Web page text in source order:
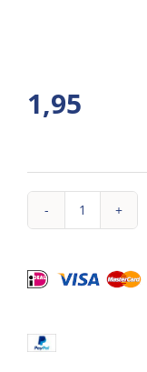
1,95
Schalen
babyblauw